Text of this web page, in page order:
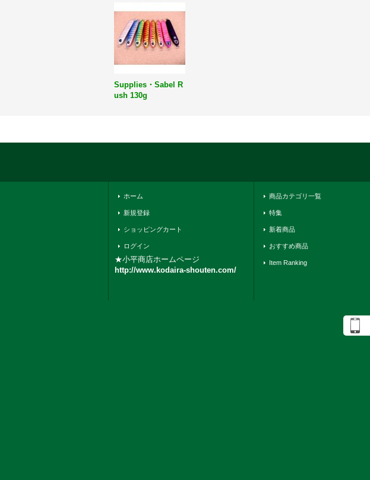
Supplies・Sabel R
ush 130g
ホーム
新規登録
ショッピングカート
ログイン
★小平商店ホームページ
http://www.kodaira-shouten.com/
商品カテゴリ一覧
特集
新着商品
おすすめ商品
Item Ranking